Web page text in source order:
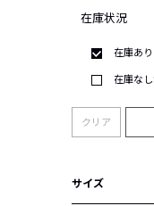
在庫状況
在庫あり
在庫な
クリア
サイズ